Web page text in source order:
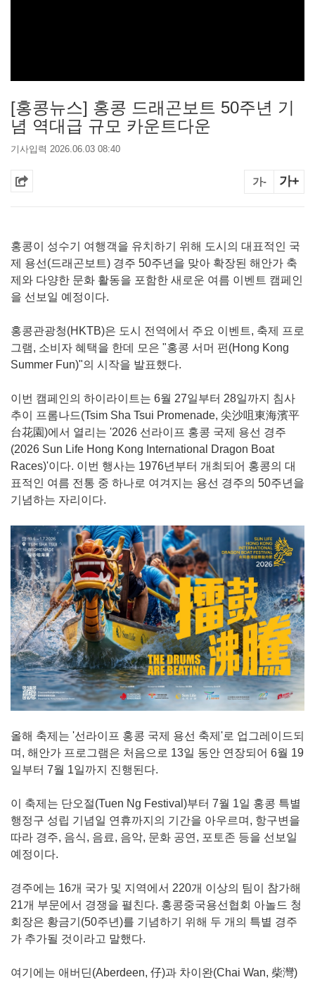
[홍콩뉴스] 홍콩 드래곤보트 50주년 기
념 역대급 규모 카운트다운
기사입력 2026.06.03 08:40
가- 가+
홍콩이 성수기 여행객을 유치하기 위해 도시의 대표적인 국
제 용선(드래곤보트) 경주 50주년을 맞아 확장된 해안가 축
제와 다양한 문화 활동을 포함한 새로운 여름 이벤트 캠페인
을 선보일 예정이다.
홍콩관광청(HKTB)은 도시 전역에서 주요 이벤트, 축제 프로
그램, 소비자 혜택을 한데 모은 "홍콩 서머 펀(Hong Kong
Summer Fun)"의 시작을 발표했다.
이번 캠페인의 하이라이트는 6월 27일부터 28일까지 침사
추이 프롬나드(Tsim Sha Tsui Promenade, 尖沙咀東海濱平
台花園)에서 열리는 '2026 선라이프 홍콩 국제 용선 경주
(2026 Sun Life Hong Kong International Dragon Boat
Races)'이다. 이번 행사는 1976년부터 개최되어 홍콩의 대
표적인 여름 전통 중 하나로 여겨지는 용선 경주의 50주년을
기념하는 자리이다.
올해 축제는 '선라이프 홍콩 국제 용선 축제'로 업그레이드되
며, 해안가 프로그램은 처음으로 13일 동안 연장되어 6월 19
일부터 7월 1일까지 진행된다.
이 축제는 단오절(Tuen Ng Festival)부터 7월 1일 홍콩 특별
행정구 성립 기념일 연휴까지의 기간을 아우르며, 항구변을
따라 경주, 음식, 음료, 음악, 문화 공연, 포토존 등을 선보일
예정이다.
경주에는 16개 국가 및 지역에서 220개 이상의 팀이 참가해
21개 부문에서 경쟁을 펼친다. 홍콩중국용선협회 아놀드 청
회장은 황금기(50주년)를 기념하기 위해 두 개의 특별 경주
가 추가될 것이라고 말했다.
여기에는 애버딘(Aberdeen, 仔)과 차이완(Chai Wan, 柴灣)